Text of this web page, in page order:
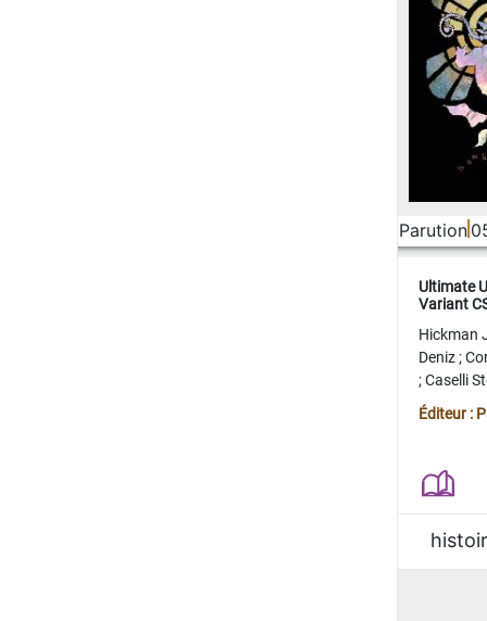
Parution
Ultimate
Variant
Hickman
Deniz;
;Caselli
Juan
Éditeur :